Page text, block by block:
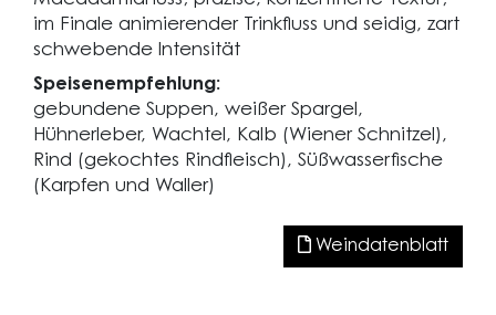
im Finale animierender Trinkfluss und seidig, zart
schwebende Intensität
Speisenempfehlung:
gebundene Suppen, weißer Spargel,
Hühnerleber, Wachtel, Kalb (Wiener Schnitzel),
Rind (gekochtes Rindfleisch), Süßwasserfische
(Karpfen und Waller)
Weindatenblatt